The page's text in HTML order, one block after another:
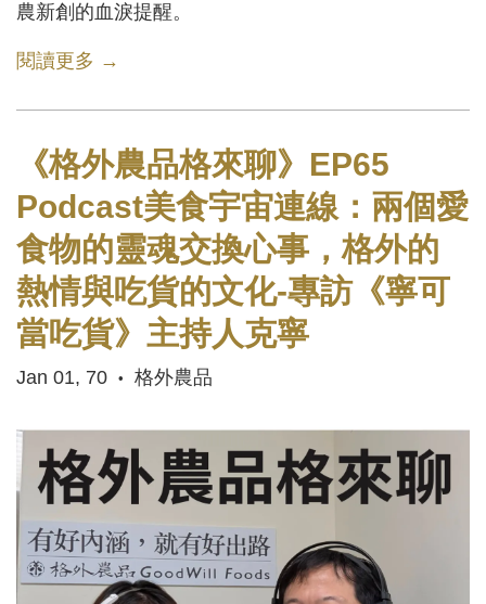
農新創的血淚提醒。
閱讀更多 →
《格外農品格來聊》EP65
Podcast美食宇宙連線：兩個愛
食物的靈魂交換心事，格外的
熱情與吃貨的文化-專訪《寧可
當吃貨》主持人克寧
Jan 01, 70 • 格外農品